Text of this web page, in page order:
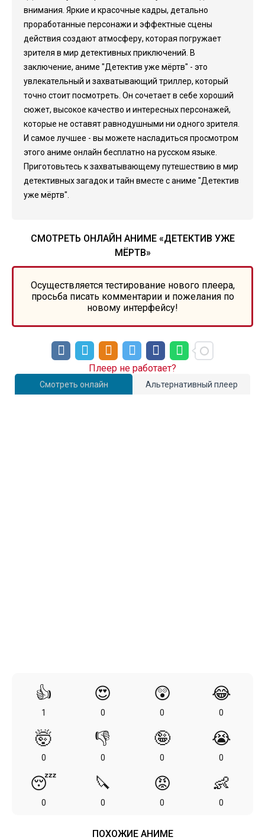
внимания. Яркие и красочные кадры, детально
проработанные персонажи и эффектные сцены
действия создают атмосферу, которая погружает
зрителя в мир детективных приключений. В
заключение, аниме "Детектив уже мёртв" - это
увлекательный и захватывающий триллер, который
точно стоит посмотреть. Он сочетает в себе хороший
сюжет, высокое качество и интересных персонажей,
которые не оставят равнодушными ни одного зрителя.
И самое лучшее - вы можете насладиться просмотром
этого аниме онлайн бесплатно на русском языке.
Приготовьтесь к захватывающему путешествию в мир
детективных загадок и тайн вместе с аниме "Детектив
уже мёртв".
СМОТРЕТЬ ОНЛАЙН АНИМЕ «ДЕТЕКТИВ УЖЕ
МЁРТВ»
Осуществляется тестирование нового плеера,
просьба писать комментарии и пожелания по
новому интерфейсу!
Смотреть онлайн Альтернативный плеер
Плеер не работает?
👍
1
😍
0
😲
0
😂
0
🤯
0
👎
0
🤪
0
😭
0
😴
0
🔪
0
😡
0
👶
0
ПОХОЖИЕ АНИМЕ